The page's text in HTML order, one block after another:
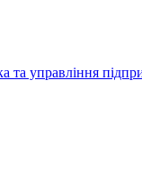
та управління